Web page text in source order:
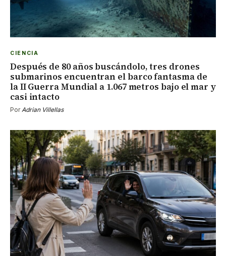
CIENCIA
Después de 80 años buscándolo, tres drones
submarinos encuentran el barco fantasma de
la II Guerra Mundial a 1.067 metros bajo el mar y
casi intacto
PorAdrian Villellas